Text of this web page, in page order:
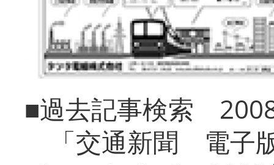
■過去記事検索
「交通新聞 電子